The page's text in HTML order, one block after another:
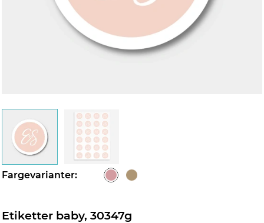
Fargevarianter:
Etiketter baby, 30347g